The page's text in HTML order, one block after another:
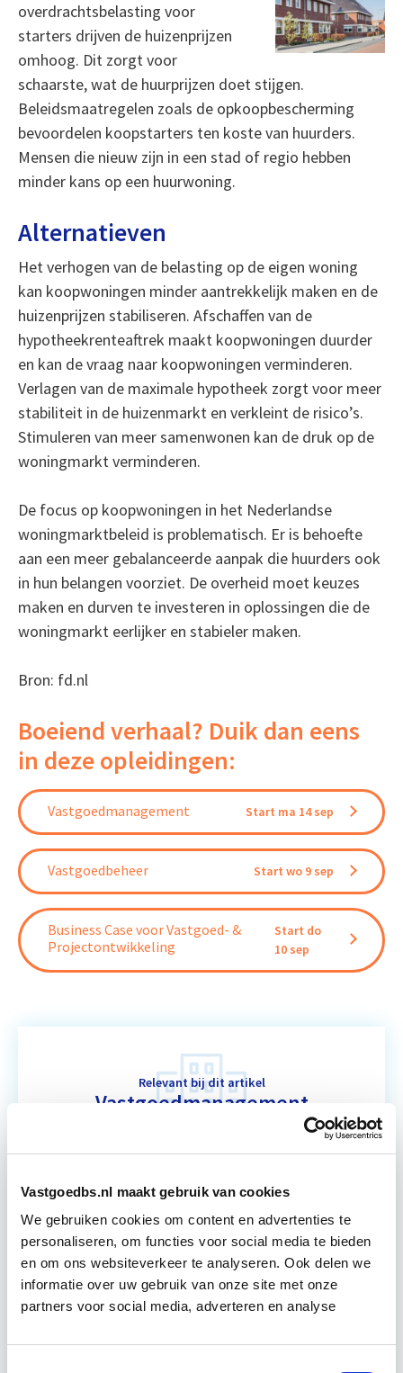
Vastgoedbs.nl maakt gebruik van cookies
We gebruiken cookies om content en advertenties te
personaliseren, om functies voor social media te bieden
en om ons websiteverkeer te analyseren. Ook delen we
informatie over uw gebruik van onze site met onze
partners voor social media, adverteren en analyse
overdrachtsbelasting voor
starters drijven de huizenprijzen
omhoog. Dit zorgt voor
schaarste, wat de huurprijzen doet stijgen.
Beleidsmaatregelen zoals de opkoopbescherming
bevoordelen koopstarters ten koste van huurders.
Mensen die nieuw zijn in een stad of regio hebben
minder kans op een huurwoning.
Alternatieven
Het verhogen van de belasting op de eigen woning
kan koopwoningen minder aantrekkelijk maken en de
huizenprijzen stabiliseren. Afschaffen van de
hypotheekrenteaftrek maakt koopwoningen duurder
en kan de vraag naar koopwoningen verminderen.
Verlagen van de maximale hypotheek zorgt voor meer
stabiliteit in de huizenmarkt en verkleint de risico’s.
Stimuleren van meer samenwonen kan de druk op de
woningmarkt verminderen.
De focus op koopwoningen in het Nederlandse
woningmarktbeleid is problematisch. Er is behoefte
aan een meer gebalanceerde aanpak die huurders ook
in hun belangen voorziet. De overheid moet keuzes
maken en durven te investeren in oplossingen die de
woningmarkt eerlijker en stabieler maken.
Bron: fd.nl
Boeiend verhaal? Duik dan eens
in deze opleidingen:
Vastgoedmanagement Start ma 14 sep
Vastgoedbeheer Start wo 9 sep
Business Case voor Vastgoed- &
Projectontwikkeling
Start do
10 sep
Relevant bij dit artikel
Vastgoedmanagement
helder, integraal denk- en werkmodel om op
strategisch en tactisch niveau jouw
vastgoedportefeuille optimaal te exploiteren.
Lees verder